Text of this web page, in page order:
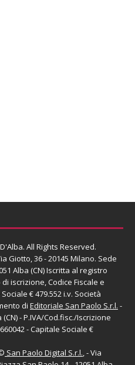
All Rights Reserved.
Giotto, 36 - 20145 Milano. Sede
Alba (CN) Iscritta al registro
iscrizione, Codice Fiscale e
€ 479.552 i.v. Società
di Editoriale San Paolo S.r.l. -
- P.IVA/Cod.fisc./Iscrizione
- Capitale Sociale €
San Paolo Digital S.r.l., - Via